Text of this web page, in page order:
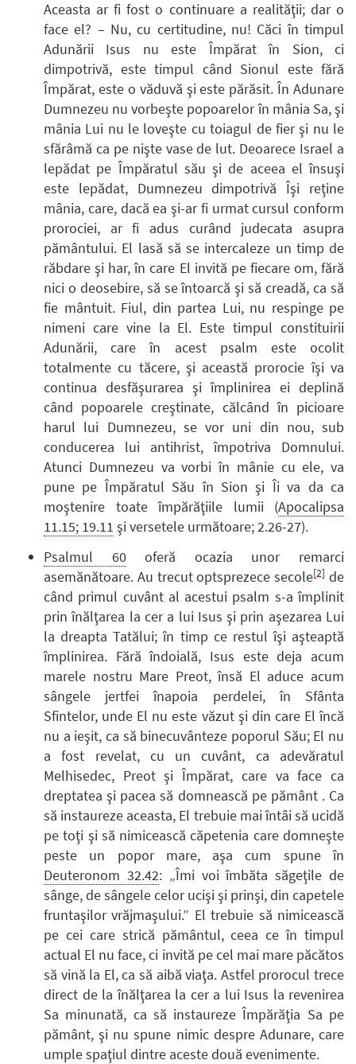
Aceasta ar fi fost o continuare a realităţii; dar o
face el? – Nu, cu certitudine, nu! Căci în timpul
Adunării Isus nu este Împărat în Sion, ci
dimpotrivă, este timpul când Sionul este fără
Împărat, este o văduvă şi este părăsit. În Adunare
Dumnezeu nu vorbeşte popoarelor în mânia Sa, şi
mânia Lui nu le loveşte cu toiagul de fier şi nu le
sfărâmă ca pe nişte vase de lut. Deoarece Israel a
lepădat pe Împăratul său şi de aceea el însuşi
este lepădat, Dumnezeu dimpotrivă Îşi reţine
mânia, care, dacă ea şi-ar fi urmat cursul conform
prorociei, ar fi adus curând judecata asupra
pământului. El lasă să se intercaleze un timp de
răbdare şi har, în care El invită pe fiecare om, fără
nici o deosebire, să se întoarcă şi să creadă, ca să
fie mântuit. Fiul, din partea Lui, nu respinge pe
nimeni care vine la El. Este timpul constituirii
Adunării, care în acest psalm este ocolit
totalmente cu tăcere, şi această prorocie îşi va
continua desfăşurarea şi împlinirea ei deplină
când popoarele creştinate, călcând în picioare
harul lui Dumnezeu, se vor uni din nou, sub
conducerea lui antihrist, împotriva Domnului.
Atunci Dumnezeu va vorbi în mânie cu ele, va
pune pe Împăratul Său în Sion şi Îi va da ca
moştenire toate împărăţiile lumii (Apocalipsa
11.15; 19.11 şi versetele următoare; 2.26-27).
Psalmul 60oferă ocazia unor remarci
asemănătoare. Au trecut optsprezece secole[2] de
când primul cuvânt al acestui psalm s-a împlinit
prin înălţarea la cer a lui Isus şi prin aşezarea Lui
la dreapta Tatălui; în timp ce restul îşi aşteaptă
împlinirea. Fără îndoială, Isus este deja acum
marele nostru Mare Preot, însă El aduce acum
sângele jertfei înapoia perdelei, în Sfânta
Sfintelor, unde El nu este văzut şi din care El încă
nu a ieşit, ca să binecuvânteze poporul Său; El nu
a fost revelat, cu un cuvânt, ca adevăratul
Melhisedec, Preot şi Împărat, care va face ca
dreptatea şi pacea să domnească pe pământ . Ca
să instaureze aceasta, El trebuie mai întâi să ucidă
pe toţi şi să nimicească căpetenia care domneşte
peste un popor mare, aşa cum spune în
Deuteronom 32.42: „Îmi voi îmbăta săgeţile de
sânge, de sângele celor ucişi şi prinşi, din capetele
fruntaşilor vrăjmaşului.” El trebuie să nimicească
pe cei care strică pământul, ceea ce în timpul
actual El nu face, ci invită pe cel mai mare păcătos
să vină la El, ca să aibă viaţa. Astfel prorocul trece
direct de la înălţarea la cer a lui Isus la revenirea
Sa minunată, ca să instaureze Împărăţia Sa pe
pământ, şi nu spune nimic despre Adunare, care
umple spaţiul dintre aceste două evenimente.